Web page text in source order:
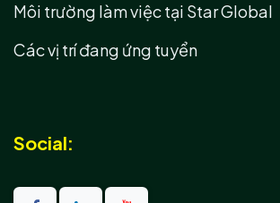
Social:
Môi trường làm việc tại Star Global
Các vị trí đang ứng tuyển